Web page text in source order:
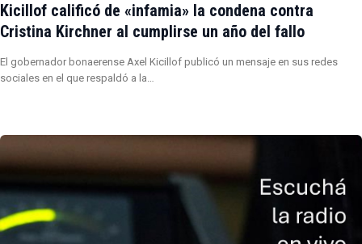
Kicillof calificó de «infamia» la condena contra
Cristina Kirchner al cumplirse un año del fallo
El gobernador bonaerense Axel Kicillof publicó un mensaje en sus redes
sociales en el que respaldó a la…